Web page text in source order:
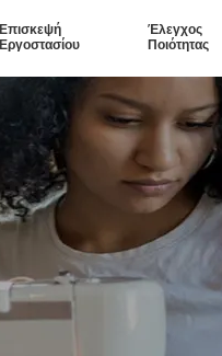
Επισκεψή
Εργοστασίου
Έλεγχος
Ποιότητας